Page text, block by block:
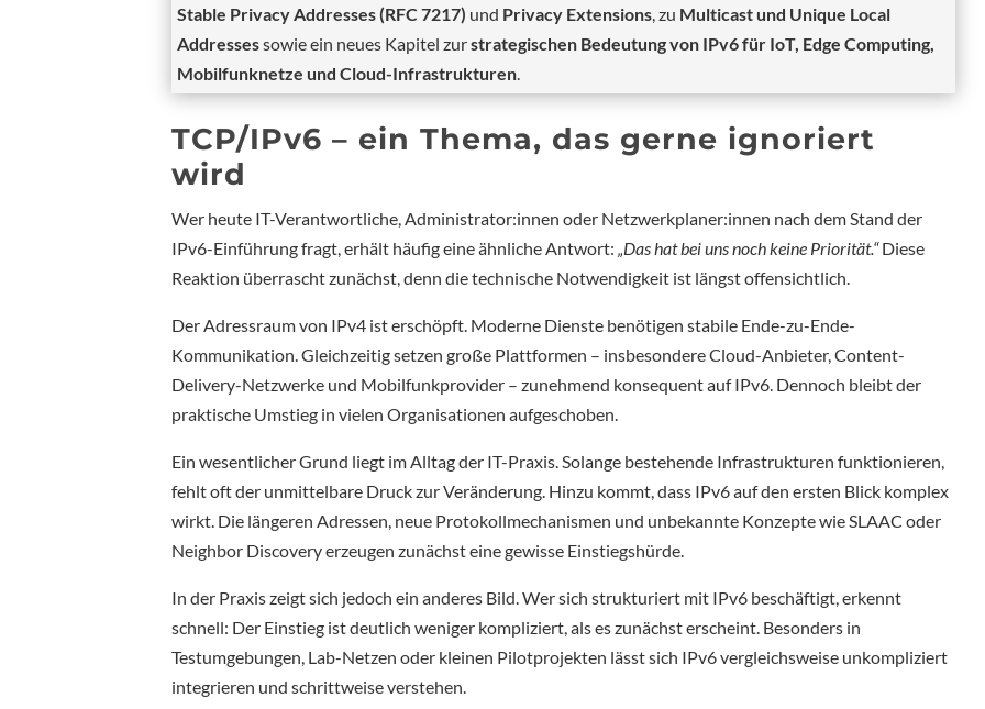
Stable Privacy Addresses (RFC 7217) und Privacy Extensions , zu Multicast und Unique Local
Addressessowie ein neues Kapitel zurstrategischen Bedeutung von IPv6 für IoT, Edge Computing,
Mobilfunknetze und Cloud-Infrastrukturen
TCP/IPv6 – ein Thema, das gerne ignoriert
wird
Wer heute IT-Verantwortliche, Administrator:innen oder Netzwerkplaner:innen nach dem Stand der
IPv6-Einführung fragt, erhält häufig eine ähnliche Antwort:„Das hat bei uns noch keine Priorität.“Diese
Reaktion überrascht zunächst, denn die technische Notwendigkeit ist längst offensichtlich.
Der Adressraum von IPv4 ist erschöpft. Moderne Dienste benötigen stabile Ende-zu-Ende-
Kommunikation. Gleichzeitig setzen große Plattformen – insbesondere Cloud-Anbieter, Content-
Delivery-Netzwerke und Mobilfunkprovider – zunehmend konsequent auf IPv6. Dennoch bleibt der
praktische Umstieg in vielen Organisationen aufgeschoben.
Ein wesentlicher Grund liegt im Alltag der IT-Praxis. Solange bestehende Infrastrukturen funktionieren,
fehlt oft der unmittelbare Druck zur Veränderung. Hinzu kommt, dass IPv6 auf den ersten Blick komplex
wirkt. Die längeren Adressen, neue Protokollmechanismen und unbekannte Konzepte wie SLAAC oder
Neighbor Discovery erzeugen zunächst eine gewisse Einstiegshürde.
In der Praxis zeigt sich jedoch ein anderes Bild. Wer sich strukturiert mit IPv6 beschäftigt, erkennt
schnell: Der Einstieg ist deutlich weniger kompliziert, als es zunächst erscheint. Besonders in
Testumgebungen, Lab-Netzen oder kleinen Pilotprojekten lässt sich IPv6 vergleichsweise unkompliziert
integrieren und schrittweise verstehen.